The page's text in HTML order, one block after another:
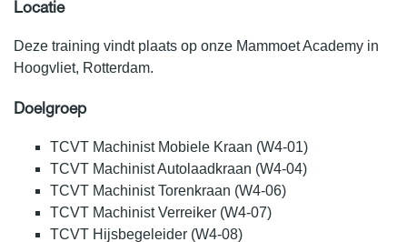
Locatie
Deze training vindt plaats op onze Mammoet Academy in
Hoogvliet, Rotterdam.
Doelgroep
TCVT Machinist Mobiele Kraan (W4-01)
TCVT Machinist Autolaadkraan (W4-04)
TCVT Machinist Torenkraan (W4-06)
TCVT Machinist Verreiker (W4-07)
TCVT Hijsbegeleider (W4-08)